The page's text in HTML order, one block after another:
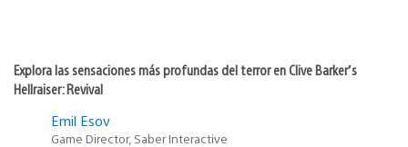
Explora las sensaciones más profundas del terror en Clive Barker’s
Hellraiser: Revival
Emil Esov
Game Director, Saber Interactive